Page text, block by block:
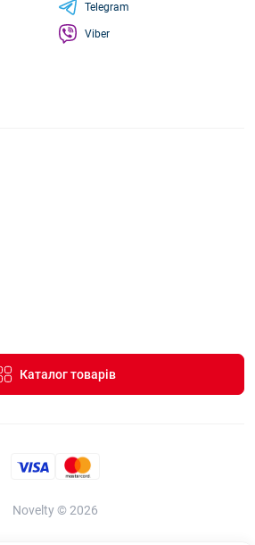
Каталог товарів
Telegram
Viber
Novelty © 2026